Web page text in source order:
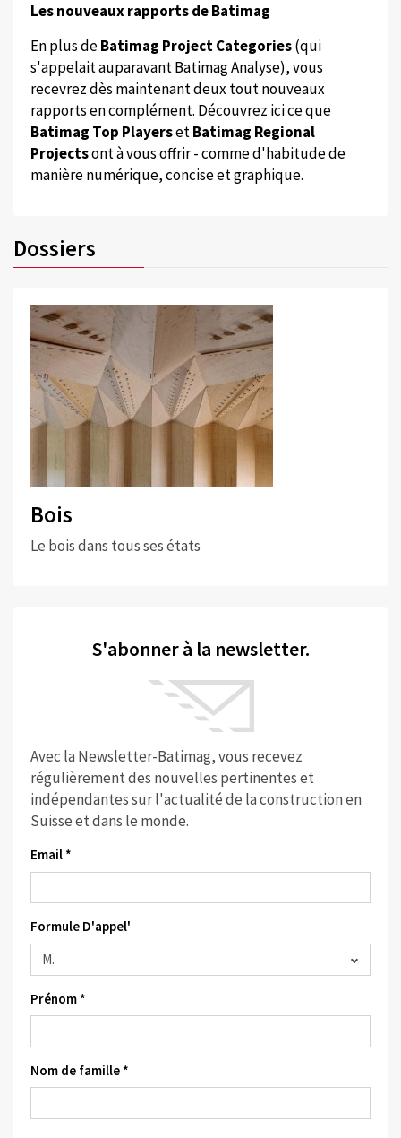
Les nouveaux rapports de Batimag
En plus deBatimag Project Categories(qui
s'appelait auparavant Batimag Analyse), vous
recevrez dès maintenant deux tout nouveaux
rapports en complément. Découvrez ici ce que
Batimag Top PlayersetBatimag Regional
Projectsont à vous offrir - comme d'habitude de
manière numérique, concise et graphique.
Dossiers
Bois
Le bois dans tous ses états
S'abonner à la newsletter.
Avec la Newsletter-Batimag, vous recevez
régulièrement des nouvelles pertinentes et
indépendantes sur l'actualité de la construction en
Suisse et dans le monde.
Email *
Formule D'appel'
Prénom *
Nom de famille *